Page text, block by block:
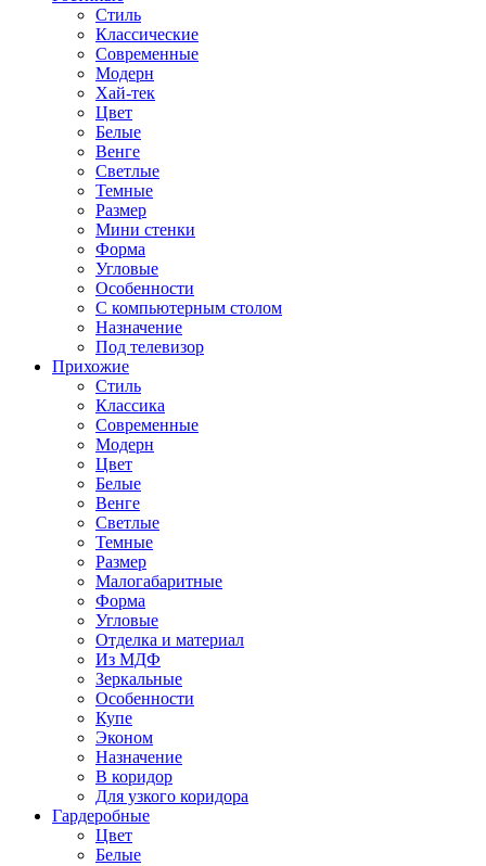
Стиль
Классические
Современные
Модерн
Хай-тек
Цвет
Белые
Венге
Светлые
Темные
Размер
Мини стенки
Форма
Угловые
Особенности
С компьютерным столом
Назначение
Под телевизор
Прихожие
Стиль
Классика
Современные
Модерн
Цвет
Белые
Венге
Светлые
Темные
Размер
Малогабаритные
Форма
Угловые
Отделка и материал
Из МДФ
Зеркальные
Особенности
Купе
Эконом
Назначение
В коридор
Для узкого коридора
Гардеробные
Цвет
Белые